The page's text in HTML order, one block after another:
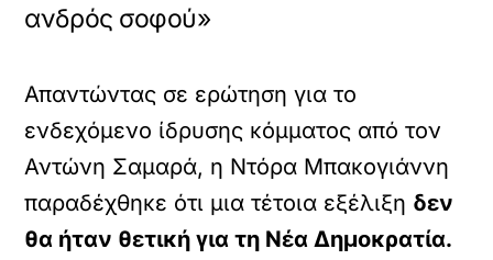
ανδρός σοφού»
Απαντώντας σε ερώτηση για το
ενδεχόμενο ίδρυσης κόμματος από τον
Αντώνη Σαμαρά, η Ντόρα Μπακογιάννη
παραδέχθηκε ότι μια τέτοια εξέλιξη δεν
θα ήταν θετική για τη Νέα Δημοκρατία.